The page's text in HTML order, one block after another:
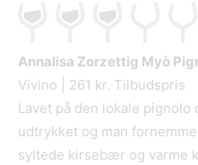
Annalisa Zorzettig Myò
Vivino | 261 kr. Tilbudspris
Lavet på den lokale pignolo
udtrykket og man
syltede kirsebær og varme